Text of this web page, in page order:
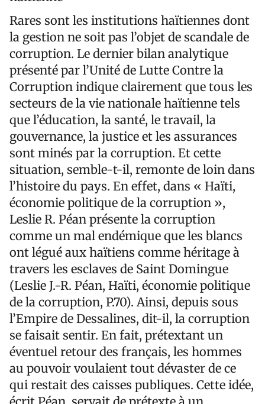
Rares sont les institutions haïtiennes dont
la gestion ne soit pas l’objet de scandale de
corruption. Le dernier bilan analytique
présenté par l’Unité de Lutte Contre la
Corruption indique clairement que tous les
secteurs de la vie nationale haïtienne tels
que l’éducation, la santé, le travail, la
gouvernance, la justice et les assurances
sont minés par la corruption. Et cette
situation, semble-t-il, remonte de loin dans
l’histoire du pays. En effet, dans « Haïti,
économie politique de la corruption »,
Leslie R. Péan présente la corruption
comme un mal endémique que les blancs
ont légué aux haïtiens comme héritage à
travers les esclaves de Saint Domingue
(Leslie J.-R. Péan, Haïti, économie politique
de la corruption, P.70). Ainsi, depuis sous
l’Empire de Dessalines, dit-il, la corruption
se faisait sentir. En fait, prétextant un
éventuel retour des français, les hommes
au pouvoir voulaient tout dévaster de ce
qui restait des caisses publiques. Cette idée,